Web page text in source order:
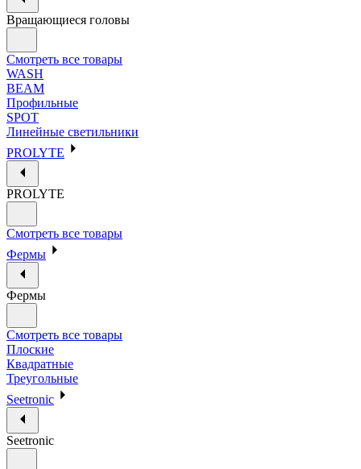
Вращающиеся головы
Смотреть все товары
WASH
BEAM
Профильные
SPOT
Линейные светильники
PROLYTE
PROLYTE
Смотреть все товары
Фермы
Фермы
Смотреть все товары
Плоские
Квадратные
Треугольные
Seetronic
Seetronic